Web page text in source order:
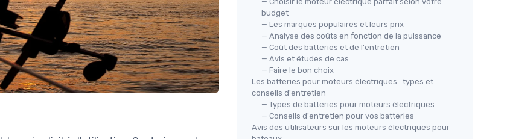
budget
— Les marques populaires et leurs prix
— Analyse des coûts en fonction de la puissance
— Coût des batteries et de l'entretien
— Avis et études de cas
— Faire le bon choix
Les batteries pour moteurs électriques : types et
conseils d'entretien
— Types de batteries pour moteurs électriques
— Conseils d'entretien pour vos batteries
Avis des utilisateurs sur les moteurs électriques pour